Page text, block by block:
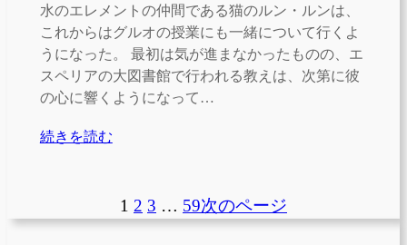
水のエレメントの仲間である猫のルン・ルンは、
これからはグルオの授業にも一緒について行くよ
うになった。 最初は気が進まなかったものの、エ
スペリアの大図書館で行われる教えは、次第に彼
の心に響くようになって…
続きを読む
1 2 3 … 59次のページ